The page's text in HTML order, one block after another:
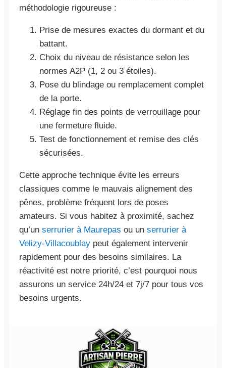
méthodologie rigoureuse :
Prise de mesures exactes du dormant et du
battant.
Choix du niveau de résistance selon les
normes A2P (1, 2 ou 3 étoiles).
Pose du blindage ou remplacement complet
de la porte.
Réglage fin des points de verrouillage pour
une fermeture fluide.
Test de fonctionnement et remise des clés
sécurisées.
Cette approche technique évite les erreurs
classiques comme le mauvais alignement des
pênes, problème fréquent lors de poses
amateurs. Si vous habitez à proximité, sachez
qu’un serrurier à Maurepas ou un serrurier à
Velizy-Villacoublay peut également intervenir
rapidement pour des besoins similaires. La
réactivité est notre priorité, c’est pourquoi nous
assurons un service 24h/24 et 7j/7 pour tous vos
besoins urgents.